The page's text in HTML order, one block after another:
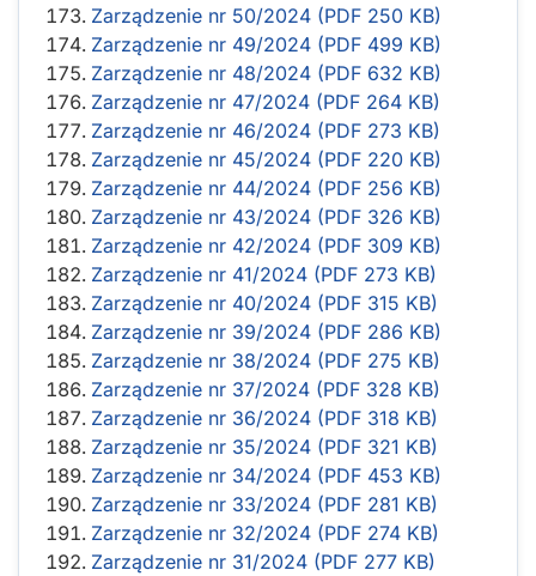
Zarządzenie nr 50/2024 (PDF 250 KB)
Zarządzenie nr 49/2024 (PDF 499 KB)
Zarządzenie nr 48/2024 (PDF 632 KB)
Zarządzenie nr 47/2024 (PDF 264 KB)
Zarządzenie nr 46/2024 (PDF 273 KB)
Zarządzenie nr 45/2024 (PDF 220 KB)
Zarządzenie nr 44/2024 (PDF 256 KB)
Zarządzenie nr 43/2024 (PDF 326 KB)
Zarządzenie nr 42/2024 (PDF 309 KB)
Zarządzenie nr 41/2024 (PDF 273 KB)
Zarządzenie nr 40/2024 (PDF 315 KB)
Zarządzenie nr 39/2024 (PDF 286 KB)
Zarządzenie nr 38/2024 (PDF 275 KB)
Zarządzenie nr 37/2024 (PDF 328 KB)
Zarządzenie nr 36/2024 (PDF 318 KB)
Zarządzenie nr 35/2024 (PDF 321 KB)
Zarządzenie nr 34/2024 (PDF 453 KB)
Zarządzenie nr 33/2024 (PDF 281 KB)
Zarządzenie nr 32/2024 (PDF 274 KB)
Zarządzenie nr 31/2024 (PDF 277 KB)